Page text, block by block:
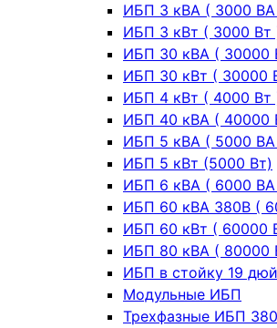
ИБП 3 кВА ( 3000 ВА
ИБП 3 кВт ( 3000 Вт
ИБП 30 кВА ( 30000
ИБП 30 кВт ( 30000
ИБП 4 кВт ( 4000 Вт
ИБП 40 кВА ( 40000
ИБП 5 кВА ( 5000 ВА
ИБП 5 кВт (5000 Вт)
ИБП 6 кВА ( 6000 ВА
ИБП 60 кВА 380В (
ИБП 60 кВт ( 60000
ИБП 80 кВА ( 80000
ИБП в стойку 19
Модульные ИБП
Трехфазные ИБП